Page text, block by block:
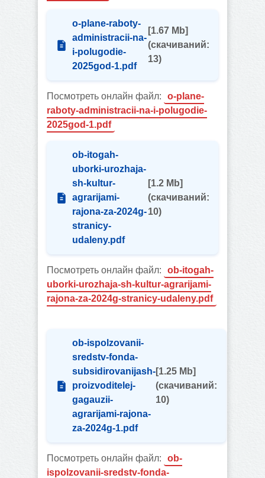
o-plane-raboty-
administracii-na-
i-polugodie-
2025god-1.pdf
[1.67 Mb]
(cкачиваний:
13)
Посмотреть онлайн файл:
o-plane-
raboty-administracii-na-i-polugodie-
2025god-1.pdf
ob-itogah-
uborki-urozhaja-
sh-kultur-
agrarijami-
rajona-za-2024g-
stranicy-
udaleny.pdf
[1.2 Mb]
(cкачиваний:
10)
Посмотреть онлайн файл:
ob-itogah-
uborki-urozhaja-sh-kultur-agrarijami-
rajona-za-2024g-stranicy-udaleny.pdf
ob-ispolzovanii-
sredstv-fonda-
subsidirovanijash-
proizvoditelej-
gagauzii-
agrarijami-rajona-
za-2024g-1.pdf
[1.25 Mb]
(cкачиваний:
10)
Посмотреть онлайн файл:
ob-
ispolzovanii-sredstv-fonda-